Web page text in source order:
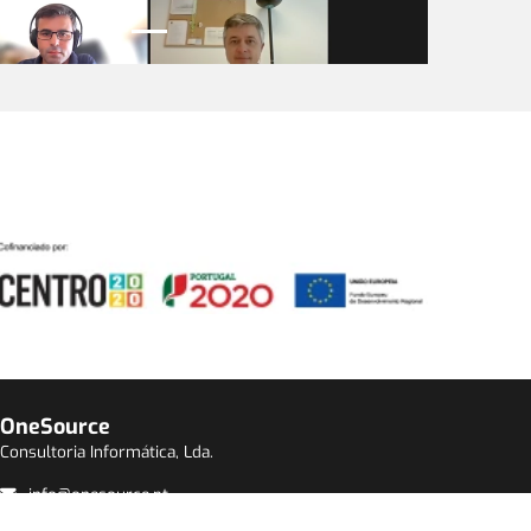
OneSource
Consultoria Informática, Lda.
info@onesource.pt